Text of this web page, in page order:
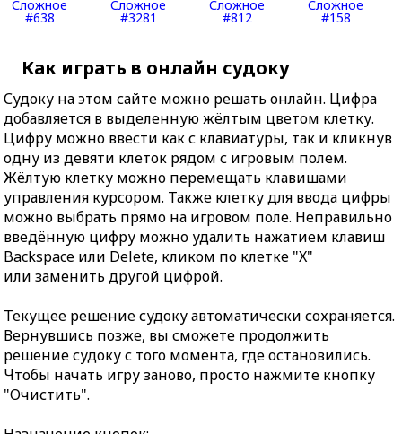
Сложное
#638
Сложное
#3281
Сложное
#812
Сложное
#158
Как играть в онлайн судоку
Судоку на этом сайте можно решать онлайн. Цифра
добавляется в выделенную жёлтым цветом клетку.
Цифру можно ввести как с клавиатуры, так и кликнув
одну из девяти клеток рядом с игровым полем.
Жёлтую клетку можно перемещать клавишами
управления курсором. Также клетку для ввода цифры
можно выбрать прямо на игровом поле. Неправильно
введённую цифру можно удалить нажатием клавиш
Backspace или Delete, кликом по клетке "X"
или заменить другой цифрой.
Текущее решение судоку автоматически сохраняется.
Вернувшись позже, вы сможете продолжить
решение судоку с того момента, где остановились.
Чтобы начать игру заново, просто нажмите кнопку
"Очистить".